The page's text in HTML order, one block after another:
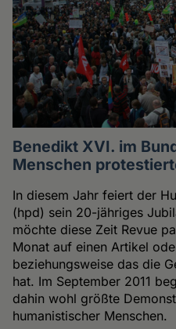
Benedikt XVI. im
Menschen
In diesem Jahr feiert der
(hpd) sein 20-jähriges
möchte diese Zeit Revue
Monat auf einen Artikel
beziehungsweise das die
hat. Im September 2011
dahin wohl größte
humanistischer Menschen.